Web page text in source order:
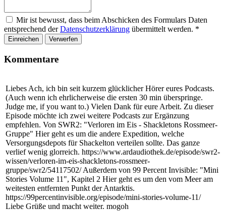
Mir ist bewusst, dass beim Abschicken des Formulars Daten
entsprechend derDatenschutzerklärung übermittelt werden. *
Einreichen Verwerfen
Kommentare
Liebes Ach, ich bin seit kurzem glücklicher Hörer eures Podcasts.
(Auch wenn ich ehrlicherweise die ersten 30 min überspringe.
Judge me, if you want to.) Vielen Dank für eure Arbeit. Zu dieser
Episode möchte ich zwei weitere Podcasts zur Ergänzung
empfehlen. Von SWR2: "Verloren im Eis - Shackletons Rossmeer-
Gruppe" Hier geht es um die andere Expedition, welche
Versorgungsdepots für Shackelton verteilen sollte. Das ganze
verlief wenig glorreich. https://www.ardaudiothek.de/episode/swr2-
wissen/verloren-im-eis-shackletons-rossmeer-
gruppe/swr2/54117502/ Außerdem von 99 Percent Invisible: "Mini
Stories Volume 11", Kapitel 2 Hier geht es um den vom Meer am
weitesten entfernten Punkt der Antarktis.
https://99percentinvisible.org/episode/mini-stories-volume-11/
Liebe Grüße und macht weiter. mogoh